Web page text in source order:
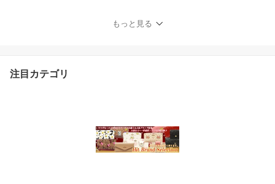
作 新品 限定モデル】【C
OACH コーチ】【楽ギフ
もっと見る
注目カテゴリ